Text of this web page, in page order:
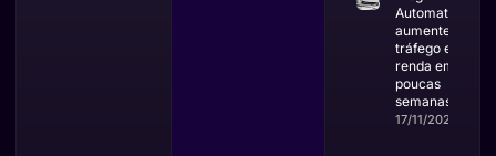
Automatizado:
aumente
tráfego e
renda em
poucas
semanas
17/11/2025